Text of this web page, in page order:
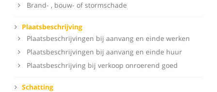
Brand- , bouw- of stormschade
Plaatsbeschrijving
Plaatsbeschrijvingen bij aanvang en einde werken
Plaatsbeschrijvingen bij aanvang en einde huur
Plaatsbeschrijving bij verkoop onroerend goed
Schatting